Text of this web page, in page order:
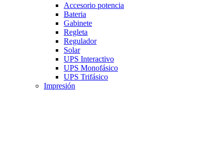
Accesorio potencia
Bateria
Gabinete
Regleta
Regulador
Solar
UPS Interactivo
UPS Monofásico
UPS Trifásico
Impresión